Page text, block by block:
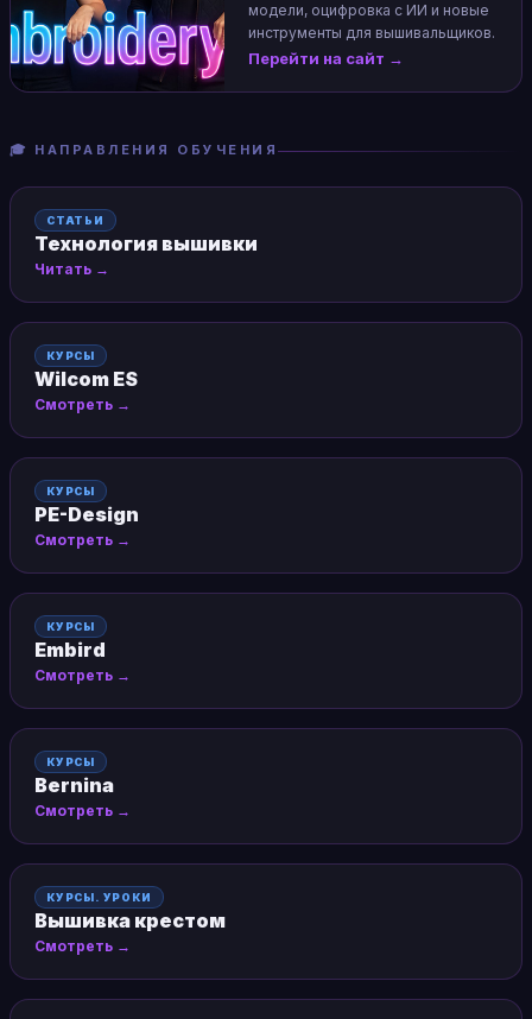
модели, оцифровка с ИИ и новые
инструменты для вышивальщиков.
Перейти на сайт →
🎓 НАПРАВЛЕНИЯ ОБУЧЕНИЯ
СТАТЬИ
Технология вышивки
Читать →
КУРСЫ
Wilcom ES
Смотреть →
КУРСЫ
PE-Design
Смотреть →
КУРСЫ
Embird
Смотреть →
КУРСЫ
Bernina
Смотреть →
КУРСЫ. УРОКИ
Вышивка крестом
Смотреть →